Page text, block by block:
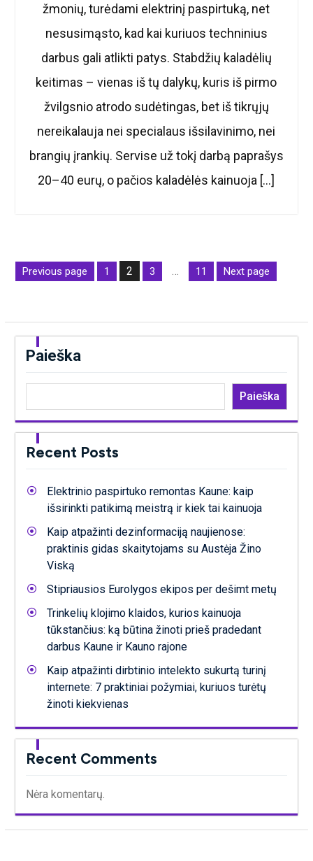
žmonių, turėdami elektrinį paspirtuką, net
nesusimąsto, kad kai kuriuos techninius
darbus gali atlikti patys. Stabdžių kaladėlių
keitimas – vienas iš tų dalykų, kuris iš pirmo
žvilgsnio atrodo sudėtingas, bet iš tikrųjų
nereikalauja nei specialaus išsilavinimo, nei
brangių įrankių. Servise už tokį darbą paprašys
20–40 eurų, o pačios kaladėlės kainuoja […]
Įrašų
puslapiavimas
Previous page Page
1 Page
2 Page
3 Page
11 Next page
Paieška
Paieška
Recent Posts
Elektrinio paspirtuko remontas Kaune: kaip
išsirinkti patikimą meistrą ir kiek tai kainuoja
Kaip atpažinti dezinformaciją naujienose:
praktinis gidas skaitytojams su Austėja Žino
Viską
Stipriausios Eurolygos ekipos per dešimt metų
Trinkelių klojimo klaidos, kurios kainuoja
tūkstančius: ką būtina žinoti prieš pradedant
darbus Kaune ir Kauno rajone
Kaip atpažinti dirbtinio intelekto sukurtą turinį
internete: 7 praktiniai požymiai, kuriuos turėtų
žinoti kiekvienas
Recent Comments
Nėra komentarų.